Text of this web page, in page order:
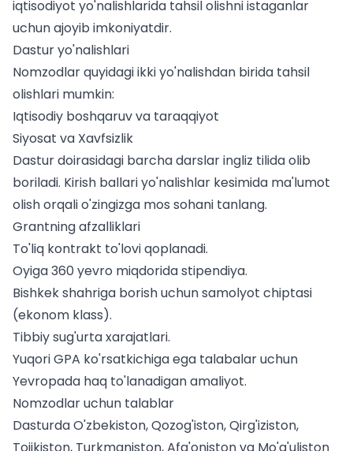
iqtisodiyot yo'nalishlarida tahsil olishni istaganlar
uchun ajoyib imkoniyatdir.
Dastur yo'nalishlari
Nomzodlar quyidagi ikki yo'nalishdan birida tahsil
olishlari mumkin:
Iqtisodiy boshqaruv va taraqqiyot
Siyosat va Xavfsizlik
Dastur doirasidagi barcha darslar ingliz tilida olib
boriladi. Kirish ballari yo'nalishlar kesimida ma'lumot
olish orqali o'zingizga mos sohani tanlang.
Grantning afzalliklari
To'liq kontrakt to'lovi qoplanadi.
Oyiga 360 yevro miqdorida stipendiya.
Bishkek shahriga borish uchun samolyot chiptasi
(ekonom klass).
Tibbiy sug'urta xarajatlari.
Yuqori GPA ko'rsatkichiga ega talabalar uchun
Yevropada haq to'lanadigan amaliyot.
Nomzodlar uchun talablar
Dasturda O'zbekiston, Qozog'iston, Qirg'iziston,
Tojikiston, Turkmaniston, Afg'oniston va Mo'g'uliston